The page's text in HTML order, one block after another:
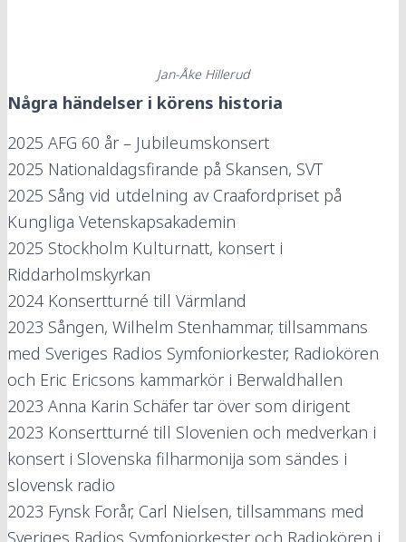
Jan-Åke Hillerud
Några händelser i körens historia
2025 AFG 60 år – Jubileumskonsert
2025 Nationaldagsfirande på Skansen, SVT
2025 Sång vid utdelning av Craafordpriset på
Kungliga Vetenskapsakademin
2025 Stockholm Kulturnatt, konsert i
Riddarholmskyrkan
2024 Konsertturné till Värmland
2023 Sången, Wilhelm Stenhammar, tillsammans
med Sveriges Radios Symfoniorkester, Radiokören
och Eric Ericsons kammarkör i Berwaldhallen
2023 Anna Karin Schäfer tar över som dirigent
2023 Konsertturné till Slovenien och medverkan i
konsert i Slovenska filharmonija som sändes i
slovensk radio
2023 Fynsk Forår, Carl Nielsen, tillsammans med
Sveriges Radios Symfoniorkester och Radiokören i